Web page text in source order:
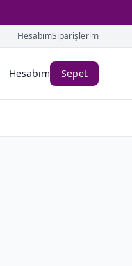
HesabımSiparişlerim
Hesabım Sepet